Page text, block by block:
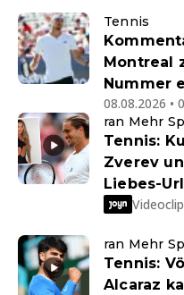
Tennis
Montreal
Nummer
08.08.2026 •
ran Mehr
Tennis:
Zverev
Liebes-
ran Mehr
Tennis:
Alcaraz